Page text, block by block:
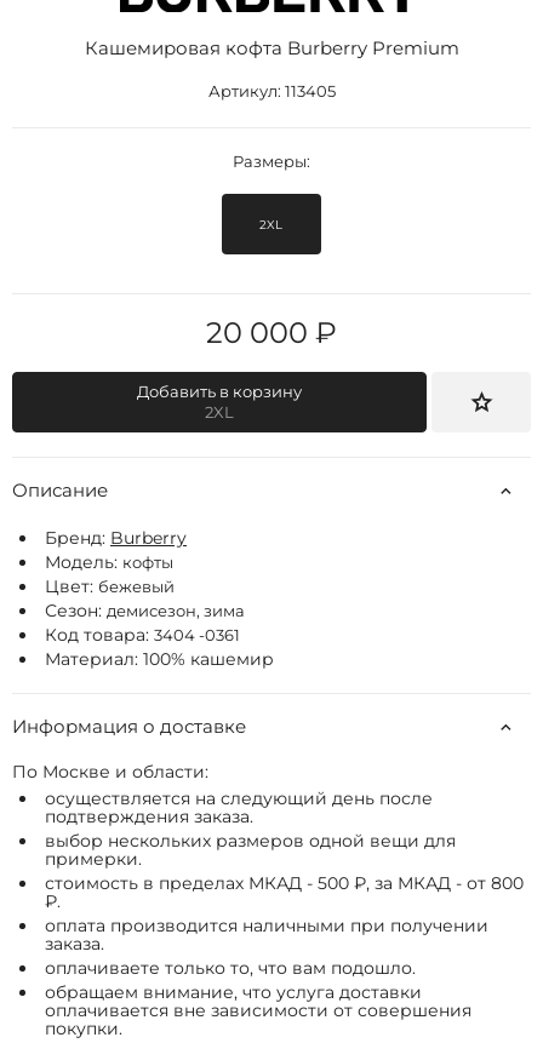
Кашемировая кофта Burberry Premium
Артикул: 113405
Размеры:
2XL
20 000 ₽
Добавить в корзину
2XL
Описание
Бренд: Burberry
Модель: кофты
Цвет: бежевый
Сезон: демисезон, зима
Код товара: 3404 -0361
Материал: 100% кашемир
Информация о доставке
По Москве и области:
осуществляется на следующий день после
подтверждения заказа.
выбор нескольких размеров одной вещи для
примерки.
стоимость в пределах МКАД - 500 ₽, за МКАД - от 800
₽.
оплата производится наличными при получении
заказа.
оплачиваете только то, что вам подошло.
обращаем внимание, что услуга доставки
оплачивается вне зависимости от совершения
покупки.